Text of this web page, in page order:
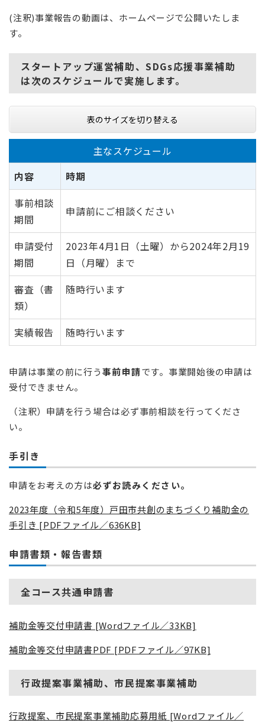
(注釈)事業報告の動画は、ホームページで公開いたしま
す。
スタートアップ運営補助、SDGs応援事業補助
は次のスケジュールで実施します。
表のサイズを切り替える
主なスケジュール
内容
時期
事前相談
期間
申請前にご相談ください
申請受付
期間
2023年4月1日（土曜）から2024年2月19
日（月曜）まで
審査（書
類）
随時行います
実績報告 随時行います
申請は事業の前に行う事前申請です。事業開始後の申請は
受付できません。
（注釈）申請を行う場合は必ず事前相談を行ってくださ
い。
手引き
申請をお考えの方は必ずお読みください。
2023年度（令和5年度）戸田市共創のまちづくり補助金の
手引き [PDFファイル／636KB]
申請書類・報告書類
全コース共通申請書
補助金等交付申請書 [Wordファイル／33KB]
補助金等交付申請書PDF [PDFファイル／97KB]
行政提案事業補助、市民提案事業補助​
行政提案、市民提案事業補助応募用紙 [Wordファイル／